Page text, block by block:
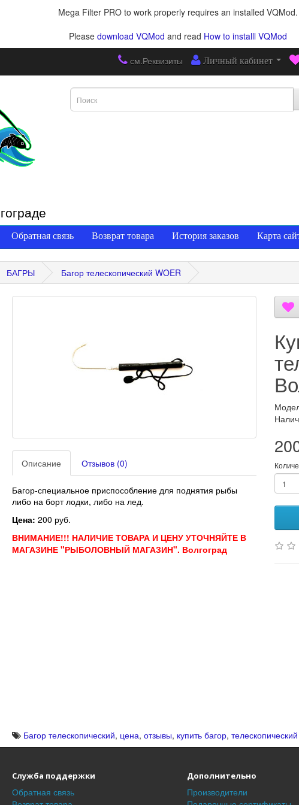
Mega Filter PRO to work properly requires an installed VQMod.
Please download VQMod and read How to installl VQMod
см.Реквизиты Личный кабинет
Обратная связь Возврат товара История заказов Карта
БАГРЫ Багор телескопический WOER
Описание Отзывов (0)
Багор-специальное приспособление для поднятия рыбы
либо на борт лодки, либо на лед.
Цена: 200 руб.
ВНИМАНИЕ!!! НАЛИЧИЕ ТОВАРА И ЦЕНУ УТОЧНЯЙТЕ В
МАГАЗИНЕ "РЫБОЛОВНЫЙ МАГАЗИН". Волгоград
Багор телескопический, цена, отзывы, купить багор,
Служба поддержки
Обратная связь
Дополнительно
Производители